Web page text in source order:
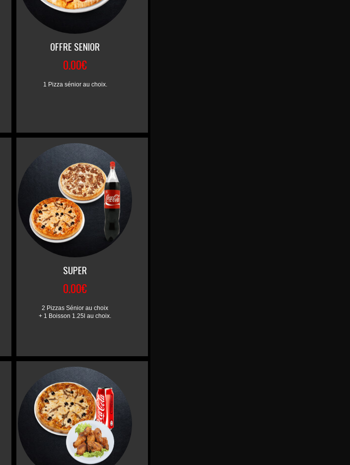
OFFRE SENIOR
0.00€
1 Pizza sénior au choix.
SUPER
0.00€
2 Pizzas Sénior au choix
+ 1 Boisson 1.25l au choix.